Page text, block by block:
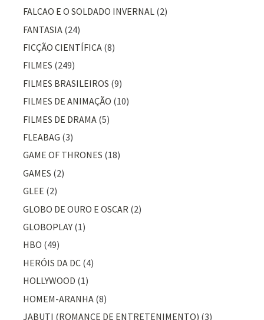
FALCAO E O SOLDADO INVERNAL (2)
FANTASIA (24)
FICÇÃO CIENTÍFICA (8)
FILMES (249)
FILMES BRASILEIROS (9)
FILMES DE ANIMAÇÃO (10)
FILMES DE DRAMA (5)
FLEABAG (3)
GAME OF THRONES (18)
GAMES (2)
GLEE (2)
GLOBO DE OURO E OSCAR (2)
GLOBOPLAY (1)
HBO (49)
HERÓIS DA DC (4)
HOLLYWOOD (1)
HOMEM-ARANHA (8)
JABUTI (ROMANCE DE ENTRETENIMENTO) (3)